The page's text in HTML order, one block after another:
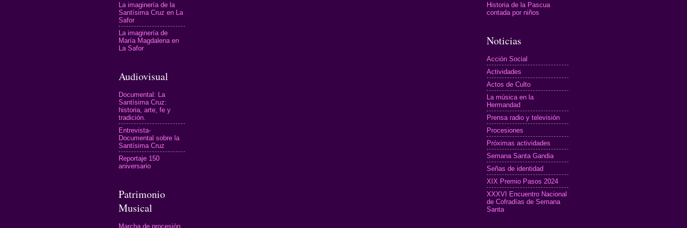
La imaginería de la
Santísima Cruz en La
Safor
La imaginería de
María Magdalena en
La Safor
Audiovisual
Documental: La
Santísima Cruz:
historia, arte, fe y
tradición.
Entrevista-
Documental sobre la
Santísima Cruz
Reportaje 150
aniversario
Patrimonio
Musical
Marcha de procesión
Historia de la Pascua
contada por niños
Noticias
Acción Social
Actividades
Actos de Culto
La música en la
Hermandad
Prensa radio y televisión
Procesiones
Próximas actividades
Semana Santa Gandia
Señas de identidad
XIX Premio Pasos 2024
XXXVI Encuentro Nacional
de Cofradías de Semana
Santa